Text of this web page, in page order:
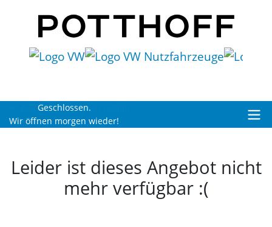
Geschlossen.
Wir öffnen morgen wieder!
Leider ist dieses Angebot nicht
mehr verfügbar :(